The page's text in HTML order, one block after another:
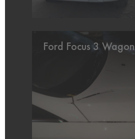
Ford Focus 3 Wagon